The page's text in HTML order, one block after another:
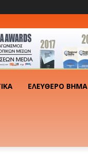
ΕΛΕΎΘΕΡΟ ΒΉΜΑ